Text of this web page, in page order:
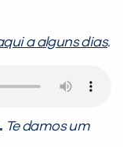
a alguns dias.
. Te damos um